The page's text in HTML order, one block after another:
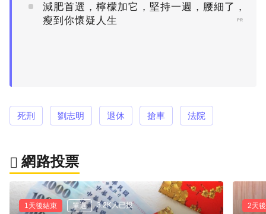
減肥首選，檸檬加它，堅持一週，腰細了，
瘦到你懷疑人生
PR
死刑 劉志明 退休 搶車 法院
網路投票
1天後結束 單選 3.2K人已投 2天